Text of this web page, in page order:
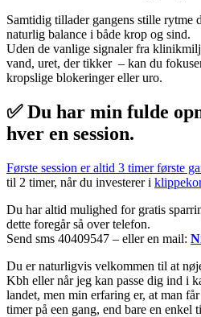
Samtidig tillader gangens stille rytme
naturlig balance i både krop og sind.
Uden de vanlige signaler fra
vand, uret, der tikker – kan du
kropslige blokeringer eller uro.
✅ Du har min fulde
hver en session.
Første session er altid 3 timer første
til 2 timer, når du investerer i
Du har altid mulighed for gratis
dette foregår så over telefon.
Send sms 40409547 – eller en mail:
Du er naturligvis velkommen til at
Kbh eller når jeg kan passe dig ind i
landet, men min erfaring er, at man
timer på een gang, end bare en enkel